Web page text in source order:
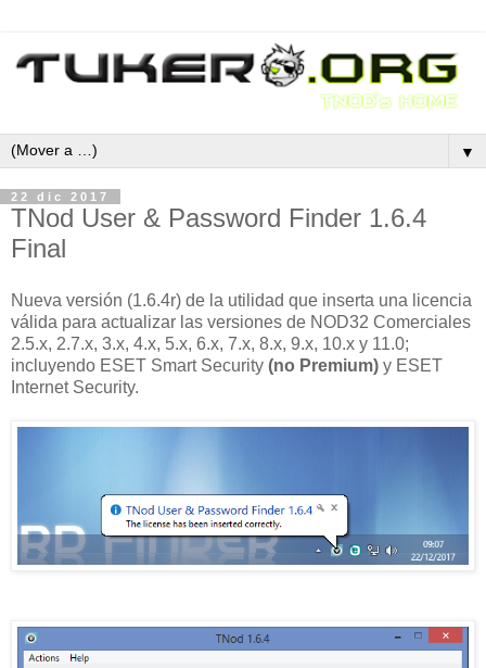
▼
22 dic 2017
TNod User & Password Finder 1.6.4
Final
Nueva versión (1.6.4r) de la utilidad que inserta una licencia
válida para actualizar las versiones de NOD32 Comerciales
2.5.x, 2.7.x, 3.x, 4.x, 5.x, 6.x, 7.x, 8.x, 9.x, 10.x y 11.0;
incluyendo ESET Smart Security (no Premium) y ESET
Internet Security.